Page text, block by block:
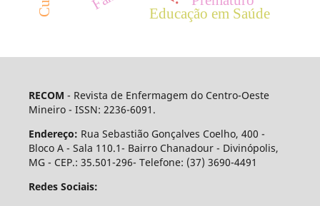
Educação em Saúde
RECOM - Revista de Enfermagem do Centro-Oeste
Mineiro - ISSN: 2236-6091.
Endereço: Rua Sebastião Gonçalves Coelho, 400 -
Bloco A - Sala 110.1- Bairro Chanadour - Divinópolis,
MG - CEP.: 35.501-296- Telefone: (37) 3690-4491
Redes Sociais: